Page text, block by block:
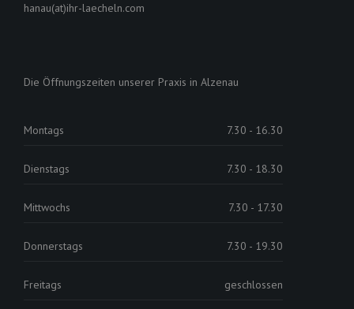
hanau(at)ihr-laecheln.com
Die Öffnungszeiten unserer Praxis in Alzenau
Montags 7.30 - 16.30
Dienstags 7.30 - 18.30
Mittwochs 7.30 - 17.30
Donnerstags 7.30 - 19.30
Freitags geschlossen